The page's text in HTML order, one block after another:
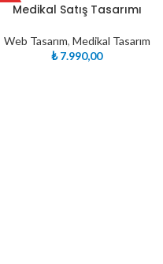
ÖZELMedikal Satış Tasarımı
Web Tasarım, Medikal Tasarım
₺7.990,00